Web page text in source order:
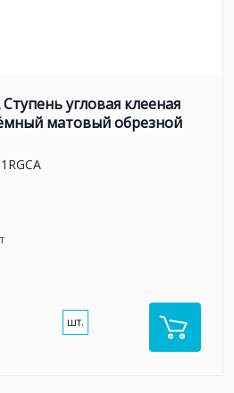
Ступень угловая клееная
матовый обрезной
шт.